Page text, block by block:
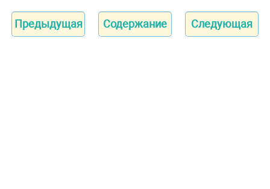
Предыдущая Содержание Следующая